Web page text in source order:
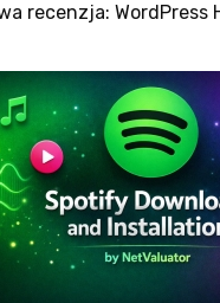
recenzja: WordPress